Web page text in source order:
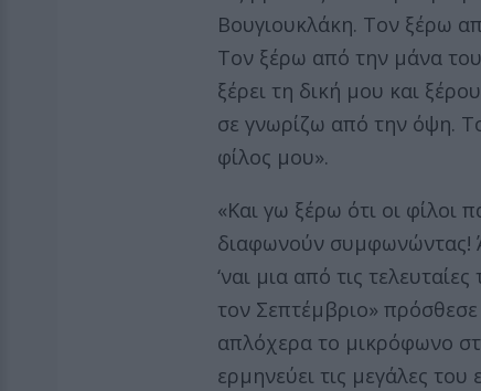
Βουγιουκλάκη. Τον ξέρω
Τον ξέρω από την μάνα
ξέρει τη δική μου και
σε γνωρίζω από την όψη.
φίλος μου».
«Και γω ξέρω ότι οι
διαφωνούν συμφωνώντας!
‘ναι μια από τις
τον Σεπτέμβριο»
απλόχερα το μικρόφωνο
ερμηνεύει τις μεγάλες του